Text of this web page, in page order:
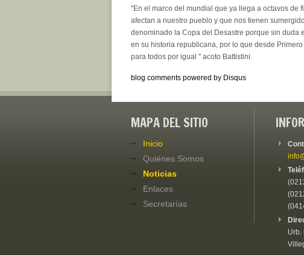
"En el marco del mundial que ya llega a octavos de
afectan a nuestro pueblo y que nos tienen
denominado la Copa del Desastre porque sin duda
en su historia republicana, por lo que desde
para todos por igual " acoto Battistini.
blog comments powered by Disqus
MAPA DEL SITIO
Inicio
Quiénes Somos
Noticias
Enlaces
Secretarías
Urb.